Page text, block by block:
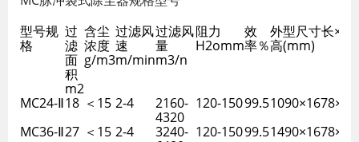
型号规
格
过
滤
面
积
m2
含尘
浓度
g/m3
过滤风
速
m/min
过滤风
量
m3/n
阻力
H2omm
效
率％
外型尺寸长×宽
高(mm)
MC24-Ⅱ18 ＜15 2-4
2160-
4320
120-15099.5
MC36-Ⅱ27 ＜15 2-4
3240- 120-15099.5